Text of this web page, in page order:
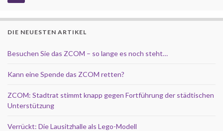
DIE NEUESTEN ARTIKEL
Besuchen Sie das ZCOM – so lange es noch steht…
Kann eine Spende das ZCOM retten?
ZCOM: Stadtrat stimmt knapp gegen Fortführung der städtischen
Unterstützung
Verrückt: Die Lausitzhalle als Lego-Modell